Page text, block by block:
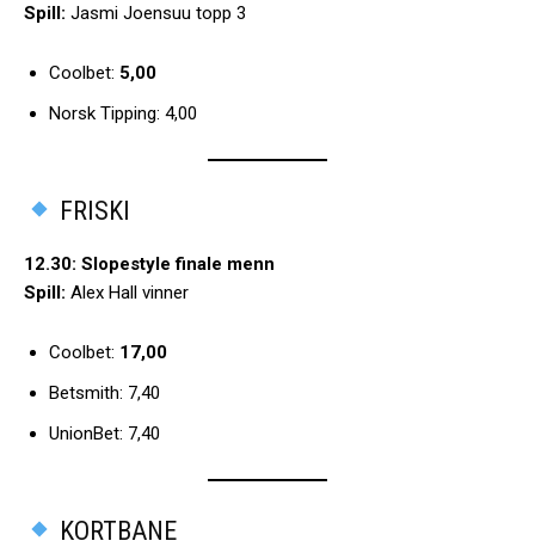
Spill: Jasmi Joensuu topp 3
Coolbet: 5,00
Norsk Tipping: 4,00
FRISKI
12.30: Slopestyle finale menn
Spill: Alex Hall vinner
Coolbet: 17,00
Betsmith: 7,40
UnionBet: 7,40
KORTBANE